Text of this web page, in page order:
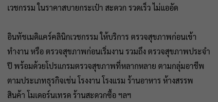
เวชกรรม ในราคาสบายกระเป๋า สะดวก รวดเร็ว ไม่แออัด
อินทัชเมดิแคร์คลินิกเวชกรรม ให้บริการ ตรวจสุขภาพก่อนเข้า
ทำงาน หรือ ตรวจสุขภาพก่อนเริ่มงาน รวมถึง ตรวจสุขภาพประจำ
ปี พร้อมด้วยโปรแกรมตรวจสุขภาพที่หลากหลาย ตามกลุ่มอาชีพ
ตามประเภทธุรกิจเช่น โรงงาน โรงแรม ร้านอาหาร ห้างสรรพ
สินค้า โมเดอร์นเทรด ร้านสะดวกซื้อ ฯลฯ